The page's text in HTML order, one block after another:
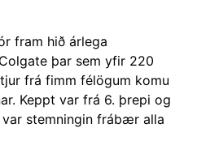
fram hið árlega
þar sem yfir 220
frá fimm félögum komu
Keppt var frá 6. þrepi og
stemningin frábær alla